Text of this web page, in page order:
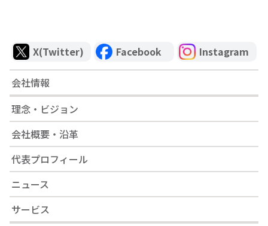
X(Twitter) Facebook Instagram
会社情報
理念・ビジョン
会社概要・沿革
代表プロフィール
ニュース
サービス